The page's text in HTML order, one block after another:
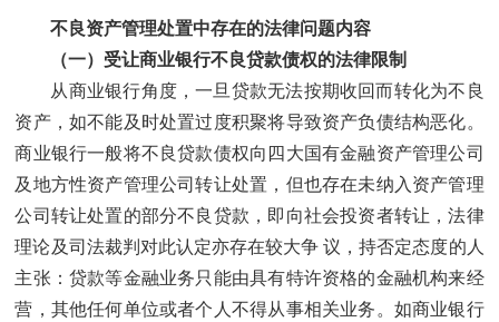
不良资产管理处置中存在的法律问题内容
（一）受让商业银行不良贷款债权的法律限制
从商业银行角度，一旦贷款无法按期收回而转化为不良
资产，如不能及时处置过度积聚将导致资产负债结构恶化。
商业银行一般将不良贷款债权向四大国有金融资产管理公司
及地方性资产管理公司转让处置，但也存在未纳入资产管理
公司转让处置的部分不良贷款，即向社会投资者转让，法律
理论及司法裁判对此认定亦存在较大争 议，持否定态度的人
主张：贷款等金融业务只能由具有特许资格的金融机构来经
营，其他任何单位或者个人不得从事相关业务。如商业银行